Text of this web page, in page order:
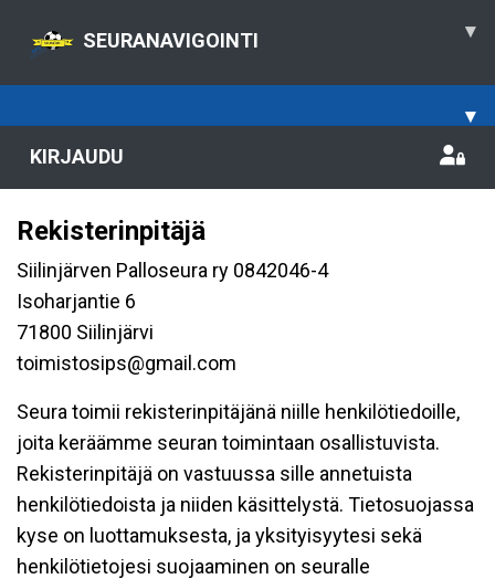
SEURANAVIGOINTI ▾
▾
KIRJAUDU
Rekisterinpitäjä
Siilinjärven Palloseura ry 0842046-4
Isoharjantie 6
71800 Siilinjärvi
toimistosips@gmail.com
Seura toimii rekisterinpitäjänä niille henkilötiedoille,
joita keräämme seuran toimintaan osallistuvista.
Rekisterinpitäjä on vastuussa sille annetuista
henkilötiedoista ja niiden käsittelystä. Tietosuojassa
kyse on luottamuksesta, ja yksityisyytesi sekä
henkilötietojesi suojaaminen on seuralle